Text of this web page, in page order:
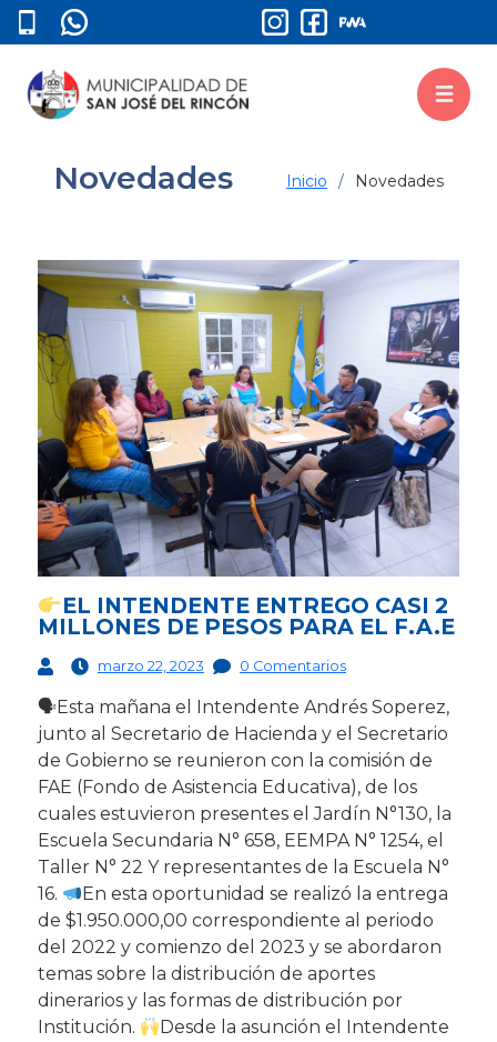
Novedades Inicio Novedades
EL INTENDENTE ENTREGO CASI 2
MILLONES DE PESOS PARA EL F.A.E
marzo 22, 2023 0 Comentarios
🗣Esta mañana el Intendente Andrés Soperez,
junto al Secretario de Hacienda y el Secretario
de Gobierno se reunieron con la comisión de
FAE (Fondo de Asistencia Educativa), de los
cuales estuvieron presentes el Jardín N°130, la
Escuela Secundaria N° 658, EEMPA N° 1254, el
Taller N° 22 Y representantes de la Escuela N°
16.
En esta oportunidad se realizó la entrega
de $1.950.000,00 correspondiente al periodo
del 2022 y comienzo del 2023 y se abordaron
temas sobre la distribución de aportes
dinerarios y las formas de distribución por
Institución.
Desde la asunción el Intendente